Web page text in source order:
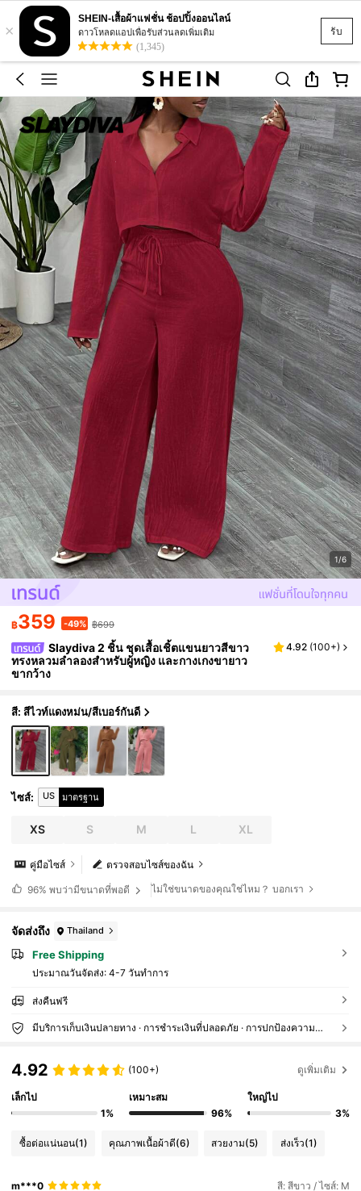
รับ
×
SHEIN-เสื้อผ้าแฟชั่น ช้อปปิ้งออนไลน์
ดาวโหลดแอปเพื่อรับส่วนลดเพิ่มเติม
(1,345)
1/6
฿359 -49% ฿699
Slaydiva 2 ชิ้น ชุดเสื้อเชิ้ตแขนยาวสีขาว
ทรงหลวมลำลองสำหรับผู้หญิง และกางเกงขายาว
ขากว้าง
4.92 (100+)
สี: สีไวท์แดงหม่น/สีเบอร์กันดี
ไซส์: US มาตรฐาน
XS S M L XL
ตรวจสอบไซส์ของฉัน
คู่มือไซส์
96% พบว่ามีขนาดที่พอดี ไม่ใช่ขนาดของคุณใช่ไหม？ บอกเรา
จัดส่งถึง Thailand
Free Shipping
ประมาณวันจัดส่ง: 4-7 วันทำการ
ส่งคืนฟรี
มีบริการเก็บเงินปลายทาง · การชำระเงินที่ปลอดภัย · การปกป้องความเป็นส่วนตัว
4.92 (100+) ดูเพิ่มเติม
เล็กไป
1%
เหมาะสม
96%
ใหญ่ไป
3%
ซื้อต่อแน่นอน(1) คุณภาพเนื้อผ้าดี(6) สวยงาม(5) ส่งเร็ว(1)
m***0 สี: สีขาว / ไซส์: M